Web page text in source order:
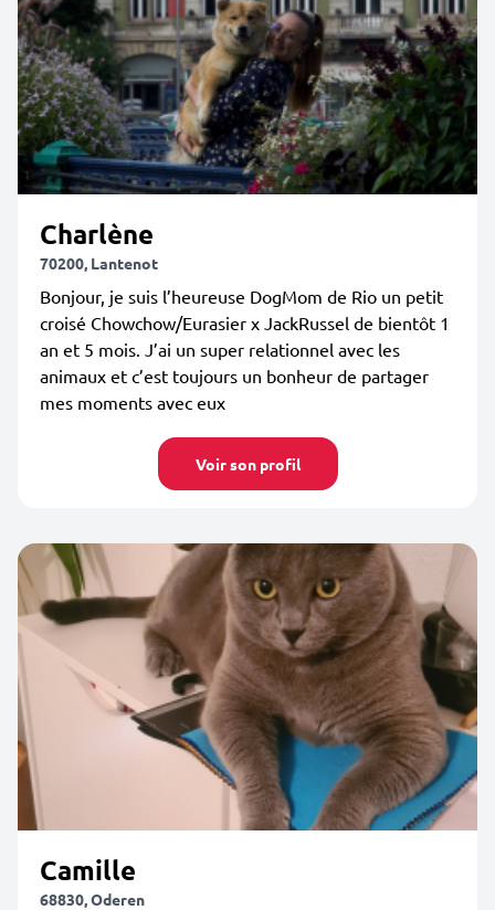
Charlène
70200, Lantenot
Bonjour, je suis l’heureuse DogMom de Rio un petit
croisé Chowchow/Eurasier x JackRussel de bientôt 1
an et 5 mois. J’ai un super relationnel avec les
animaux et c’est toujours un bonheur de partager
mes moments avec eux
Voir son profil
Camille
68830, Oderen